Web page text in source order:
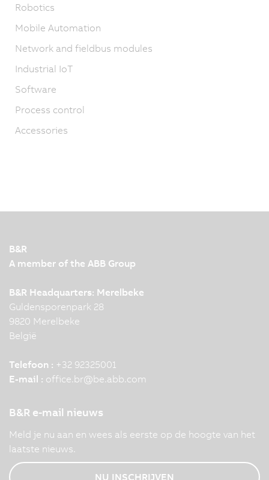
Robotics
Mobile Automation
Network and fieldbus modules
Industrial IoT
Software
Process control
Accessories
B&R
A member of the ABB Group
B&R Headquarters: Merelbeke
Guldensporenpark 28
9820 Merelbeke
België
Telefoon : +32 92325001
E-mail : office.br@be.abb.com
B&R e-mail nieuws
Meld je nu aan en wees als eerste op de hoogte van het
laatste nieuws.
NU INSCHRIJVEN